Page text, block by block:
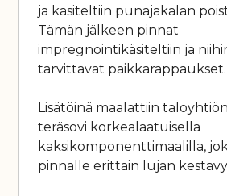
ja käsiteltiin punajäkälän
Tämän jälkeen pinnat
impregnointikäsiteltiin ja
tarvittavat paikkarappaukset.
Lisätöinä maalattiin
teräsovi korkealaatuisella
kaksikomponenttimaalilla,
pinnalle erittäin lujan